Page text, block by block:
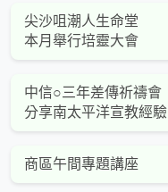
尖沙咀潮人生命堂
本月舉行培靈大會
中信○三年差傳祈禱會
分享南太平洋宣教經驗
商區午間專題講座